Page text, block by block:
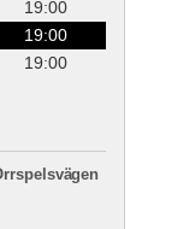
19:00
19:00
19:00